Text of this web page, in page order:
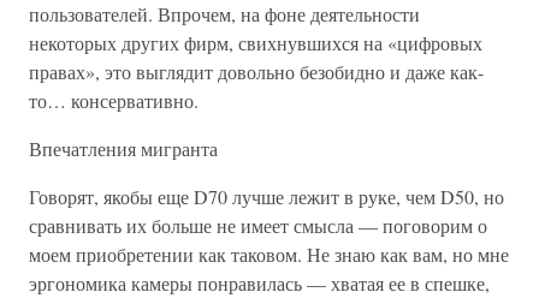
пользователей. Впрочем, на фоне деятельности
некоторых других фирм, свихнувшихся на «цифровых
правах», это выглядит довольно безобидно и даже как-
то… консервативно.
Впечатления мигранта
Говорят, якобы еще D70 лучше лежит в руке, чем D50, но
сравнивать их больше не имеет смысла — поговорим о
моем приобретении как таковом. Не знаю как вам, но мне
эргономика камеры понравилась — хватая ее в спешке,